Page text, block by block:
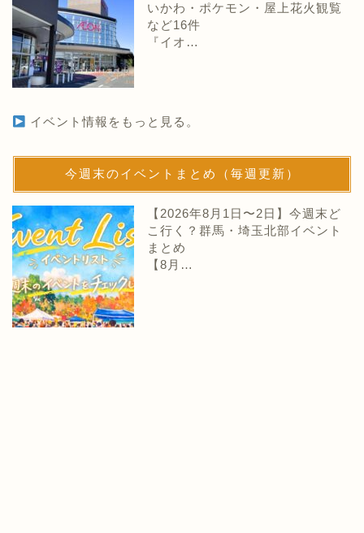
いかわ・ポケモン・屋上花火観覧
など16件
『イオ…
イベント情報をもっと見る。
今週末のイベントまとめ（毎週更新）
【2026年8月1日〜2日】今週末ど
こ行く？群馬・埼玉北部イベント
まとめ
【8月…